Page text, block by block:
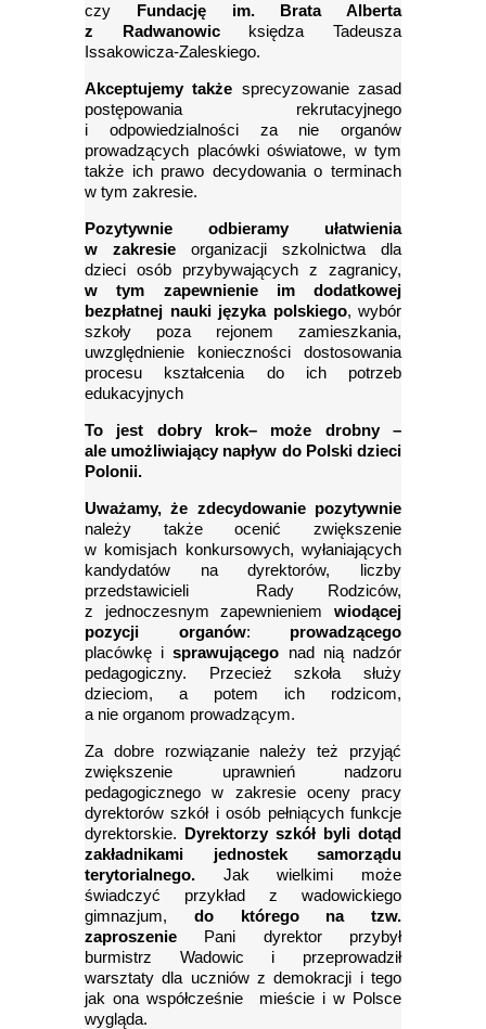
czy Fundację im. Brata Alberta
z Radwanowicksiędza Tadeusza
Issakowicza-Zaleskiego.
Akceptujemy także sprecyzowanie zasad
postępowania rekrutacyjnego
i odpowiedzialności za nie organów
prowadzących placówki oświatowe, w tym
także ich prawo decydowania o terminach
w tym zakresie.
Pozytywnie odbieramy ułatwienia
w zakresie organizacji szkolnictwa dla
dzieci osób przybywających z zagranicy,
w tym zapewnienie im dodatkowej
bezpłatnej nauki języka polskiego, wybór
szkoły poza rejonem zamieszkania,
uwzględnienie konieczności dostosowania
procesu kształcenia do ich potrzeb
edukacyjnych
To jest dobry krok– może drobny –
ale umożliwiający napływ do Polski dzieci
Polonii.
Uważamy, że zdecydowanie pozytywnie
należy także ocenić zwiększenie
w komisjach konkursowych, wyłaniających
kandydatów na dyrektorów, liczby
przedstawicieli Rady Rodziców,
z jednoczesnym zapewnieniem wiodącej
pozycji organów: prowadzącego
placówkę isprawującego nad nią nadzór
pedagogiczny. Przecież szkoła służy
dzieciom, a potem ich rodzicom,
a nie organom prowadzącym.
Za dobre rozwiązanie należy też przyjąć
zwiększenie uprawnień nadzoru
pedagogicznego w zakresie oceny pracy
dyrektorów szkół i osób pełniących funkcje
dyrektorskie. Dyrektorzy szkół byli dotąd
zakładnikami jednostek samorządu
terytorialnego. Jak wielkimi może
świadczyć przykład z wadowickiego
gimnazjum, do którego na tzw.
zaproszenie Pani dyrektor przybył
burmistrz Wadowic i przeprowadził
warsztaty dla uczniów z demokracji i tego
jak ona współcześnie mieście i w Polsce
wygląda.